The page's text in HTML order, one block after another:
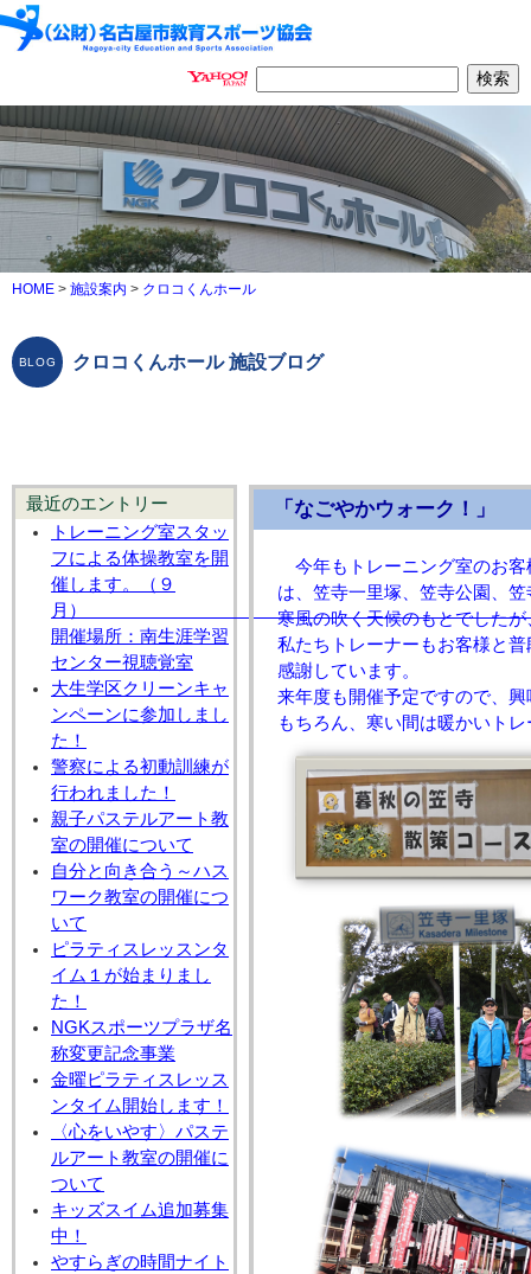
HOME > 施設案内 > クロコくんホール
クロコくんホール 施設ブログ
最近のエントリー
トレーニング室スタッ
フによる体操教室を開
催します。（９
月
開催場所：南生涯学習
センター視聴覚室
大生学区クリーンキャ
ンペーンに参加しまし
た！
警察による初動訓練が
行われました！
親子パステルアート教
室の開催について
自分と向き合う～ハス
ワーク教室の開催につ
いて
ピラティスレッスンタ
イム１が始まりまし
た！
NGKスポーツプラザ名
称変更記念事業
金曜ピラティスレッス
ンタイム開始します！
〈心をいやす〉パステ
ルアート教室の開催に
ついて
キッズスイム追加募集
中！
やすらぎの時間ナイト
「なごやかウォーク！」
今年もトレーニング室のお
は、笠寺一里塚、笠寺公園、
寒風の吹く天候のもとでした
私たちトレーナーもお客様と
感謝しています。
来年度も開催予定ですので、
もちろん、寒い間は暖かいト